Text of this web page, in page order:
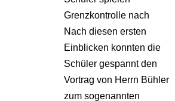
Nach diesen ersten
Einblicken konnten die
Schüler gespannt den
Vortrag von Herrn Bühler
zum sogenannten